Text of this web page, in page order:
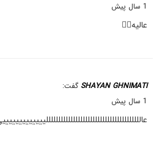
1 سال پیش
عالیه👍🏻
SHAYAN GHNIMATI گفت:
1 سال پیش